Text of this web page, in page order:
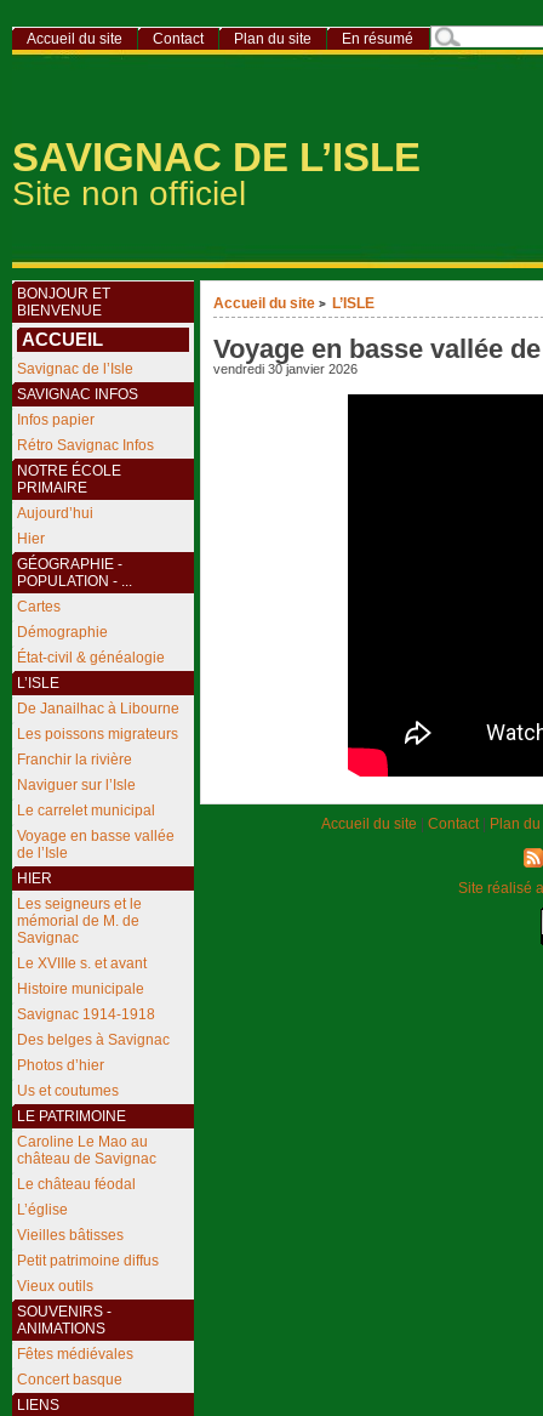
SAVIGNAC DE L’ISLE
Site non officiel
Accueil du site > L’ISLE
Voyage en basse vallée de
vendredi 30 janvier 2026
Accueil du site Contact Plan du site En résumé
BONJOUR ET
BIENVENUE
ACCUEIL
Savignac de l’Isle
SAVIGNAC INFOS
Infos papier
Rétro Savignac Infos
NOTRE ÉCOLE
PRIMAIRE
Aujourd’hui
Hier
GÉOGRAPHIE -
POPULATION - ...
Cartes
Démographie
État-civil & généalogie
L’ISLE
De Janailhac à Libourne
Les poissons migrateurs
Franchir la rivière
Naviguer sur l’Isle
Le carrelet municipal
Voyage en basse vallée
de l’Isle
HIER
Les seigneurs et le
mémorial de M. de
Savignac
Le XVIIIe s. et avant
Histoire municipale
Savignac 1914-1918
Des belges à Savignac
Photos d’hier
Us et coutumes
LE PATRIMOINE
Caroline Le Mao au
château de Savignac
Le château féodal
L’église
Vieilles bâtisses
Petit patrimoine diffus
Vieux outils
SOUVENIRS -
ANIMATIONS
Fêtes médiévales
Concert basque
LIENS
Accueil du site Contact| Plan
Site réalisé